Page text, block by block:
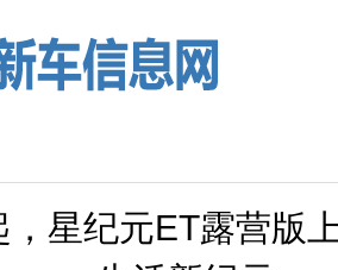
，星纪元ET露营版